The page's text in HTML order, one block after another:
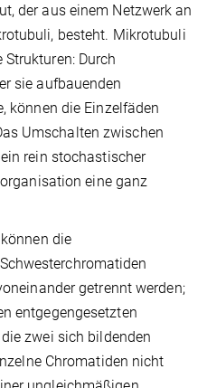
der aus einem Netzwerk an
besteht. Mikrotubuli
Durch
sie aufbauenden
können die Einzelfäden
Umschalten zwischen
rein stochastischer
eine ganz
die
getrennt werden;
entgegengesetzten
zwei sich bildenden
Chromatiden nicht